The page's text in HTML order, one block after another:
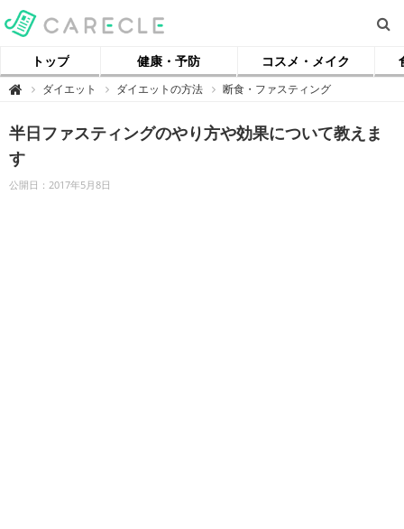
トップ 健康・予防 コスメ・メイク
 【
ル
】
ダイエット ダイエットの方法 断食・ファスティング
半日ファスティングのやり方や効果について教えま
す
公開日：2017年5月8日